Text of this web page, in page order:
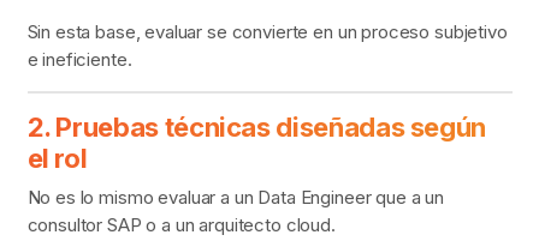
Sin esta base, evaluar se convierte en un proceso subjetivo
e ineficiente.
2. Pruebas técnicas diseñadas según
el rol
No es lo mismo evaluar a un Data Engineer que a un
consultor SAP o a un arquitecto cloud.